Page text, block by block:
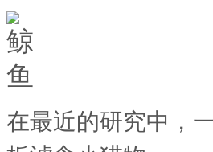
在最近的研究中，